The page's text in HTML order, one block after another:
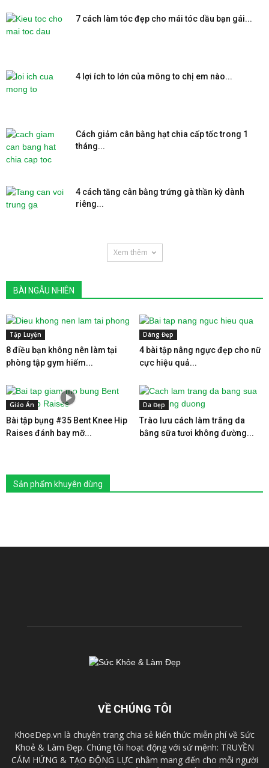
7 cách làm tóc đẹp cho mái tóc dầu bạn gái...
4 lợi ích to lớn của mông to chị em nào...
Cách giảm cân bằng hạt chia cấp tốc trong 1
tháng...
4 cách tăng cân bằng trứng gà thần kỳ dành
riêng...
Xem thêm
BÀI NGẪU NHIÊN
Tập Luyện
8 điều bạn không nên làm tại
phòng tập gym hiếm...
Dáng Đẹp
4 bài tập nâng ngực đẹp cho nữ
cực hiệu quả...
Giáo Án
Bài tập bụng #35 Bent Knee Hip
Raises đánh bay mỡ...
Da Đẹp
Trào lưu cách làm trắng da
bằng sữa tươi không đường...
Sản phẩm khuyên dùng
VỀ CHÚNG TÔI
KhoeDep.vn là chuyên trang chia sẻ kiến thức miễn phí về Sức
Khoẻ & Làm Đẹp. Chúng tôi hoạt động với sứ mệnh: TRUYỀN
CẢM HỨNG & TẠO ĐỘNG LỰC nhằm mang đến cho mỗi người